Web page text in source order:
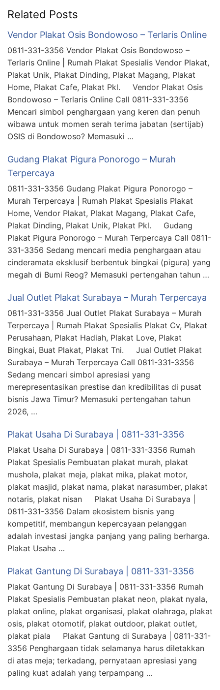
Related Posts
Vendor Plakat Osis Bondowoso – Terlaris Online
0811-331-3356 Vendor Plakat Osis Bondowoso –
Terlaris Online | Rumah Plakat Spesialis Vendor Plakat,
Plakat Unik, Plakat Dinding, Plakat Magang, Plakat
Home, Plakat Cafe, Plakat Pkl. Vendor Plakat Osis
Bondowoso – Terlaris Online Call 0811-331-3356
Mencari simbol penghargaan yang keren dan penuh
wibawa untuk momen serah terima jabatan (sertijab)
OSIS di Bondowoso? Memasuki …
Gudang Plakat Pigura Ponorogo – Murah
Terpercaya
0811-331-3356 Gudang Plakat Pigura Ponorogo –
Murah Terpercaya | Rumah Plakat Spesialis Plakat
Home, Vendor Plakat, Plakat Magang, Plakat Cafe,
Plakat Dinding, Plakat Unik, Plakat Pkl. Gudang
Plakat Pigura Ponorogo – Murah Terpercaya Call 0811-
331-3356 Sedang mencari media penghargaan atau
cinderamata eksklusif berbentuk bingkai (pigura) yang
megah di Bumi Reog? Memasuki pertengahan tahun …
Jual Outlet Plakat Surabaya – Murah Terpercaya
0811-331-3356 Jual Outlet Plakat Surabaya – Murah
Terpercaya | Rumah Plakat Spesialis Plakat Cv, Plakat
Perusahaan, Plakat Hadiah, Plakat Love, Plakat
Bingkai, Buat Plakat, Plakat Tni. Jual Outlet Plakat
Surabaya – Murah Terpercaya Call 0811-331-3356
Sedang mencari simbol apresiasi yang
merepresentasikan prestise dan kredibilitas di pusat
bisnis Jawa Timur? Memasuki pertengahan tahun
2026, …
Plakat Usaha Di Surabaya | 0811-331-3356
Plakat Usaha Di Surabaya | 0811-331-3356 Rumah
Plakat Spesialis Pembuatan plakat murah, plakat
mushola, plakat meja, plakat mika, plakat motor,
plakat masjid, plakat nama, plakat narasumber, plakat
notaris, plakat nisan Plakat Usaha Di Surabaya |
0811-331-3356 Dalam ekosistem bisnis yang
kompetitif, membangun kepercayaan pelanggan
adalah investasi jangka panjang yang paling berharga.
Plakat Usaha …
Plakat Gantung Di Surabaya | 0811-331-3356
Plakat Gantung Di Surabaya | 0811-331-3356 Rumah
Plakat Spesialis Pembuatan plakat neon, plakat nyala,
plakat online, plakat organisasi, plakat olahraga, plakat
osis, plakat otomotif, plakat outdoor, plakat outlet,
plakat piala Plakat Gantung di Surabaya | 0811-331-
3356 Penghargaan tidak selamanya harus diletakkan
di atas meja; terkadang, pernyataan apresiasi yang
paling kuat adalah yang terpampang …